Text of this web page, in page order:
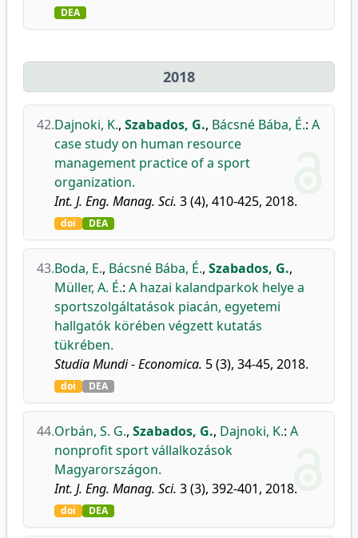
DEA
2018
42.Dajnoki, K., Szabados, G., Bácsné Bába, É.: A
case study on human resource
management practice of a sport
organization.
Int. J. Eng. Manag. Sci. 3 (4), 410-425, 2018.
doi DEA
43.Boda, E., Bácsné Bába, É., Szabados, G.,
Müller, A. É.: A hazai kalandparkok helye a
sportszolgáltatások piacán, egyetemi
hallgatók körében végzett kutatás
tükrében.
Studia Mundi - Economica. 5 (3), 34-45, 2018.
doi DEA
44.Orbán, S. G., Szabados, G., Dajnoki, K.: A
nonprofit sport vállalkozások
Magyarországon.
Int. J. Eng. Manag. Sci. 3 (3), 392-401, 2018.
doi DEA